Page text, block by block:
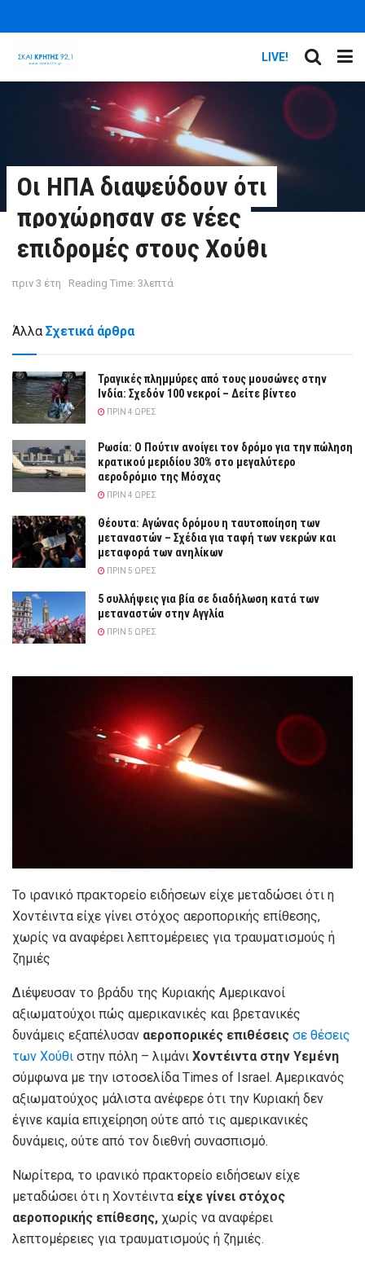
LIVE!
Οι ΗΠΑ διαψεύδουν ότι
προχώρησαν σε νέες
επιδρομές στους Χούθι
πριν 3 έτη Reading Time: 3λεπτά
Άλλα Σχετικά άρθρα
Τραγικές πλημμύρες από τους μουσώνες στην
Ινδία: Σχεδόν 100 νεκροί – Δείτε βίντεο
ΠΡΙΝ 4 ΏΡΕΣ
Ρωσία: Ο Πούτιν ανοίγει τον δρόμο για την πώληση
κρατικού μεριδίου 30% στο μεγαλύτερο
αεροδρόμιο της Μόσχας
ΠΡΙΝ 4 ΏΡΕΣ
Θέουτα: Αγώνας δρόμου η ταυτοποίηση των
μεταναστών – Σχέδια για ταφή των νεκρών και
μεταφορά των ανηλίκων
ΠΡΙΝ 5 ΏΡΕΣ
5 συλλήψεις για βία σε διαδήλωση κατά των
μεταναστών στην Αγγλία
ΠΡΙΝ 5 ΏΡΕΣ
Το ιρανικό πρακτορείο ειδήσεων είχε μεταδώσει ότι η
Χοντέιντα είχε γίνει στόχος αεροπορικής επίθεσης,
χωρίς να αναφέρει λεπτομέρειες για τραυματισμούς ή
ζημιές
Διέψευσαν το βράδυ της Κυριακής Αμερικανοί
αξιωματούχοι πώς αμερικανικές και βρετανικές
δυνάμεις εξαπέλυσαν αεροπορικές επιθέσεις σε θέσεις
των Χούθι στην πόλη – λιμάνι Χοντέιντα στην Υεμένη
σύμφωνα με την ιστοσελίδα Τimes of Israel. Αμερικανός
αξιωματούχος μάλιστα ανέφερε ότι την Κυριακή δεν
έγινε καμία επιχείρηση ούτε από τις αμερικανικές
δυνάμεις, ούτε από τον διεθνή συνασπισμό.
Νωρίτερα, το ιρανικό πρακτορείο ειδήσεων είχε
μεταδώσει ότι η Χοντέιντα είχε γίνει στόχος
αεροπορικής επίθεσης, χωρίς να αναφέρει
λεπτομέρειες για τραυματισμούς ή ζημιές.